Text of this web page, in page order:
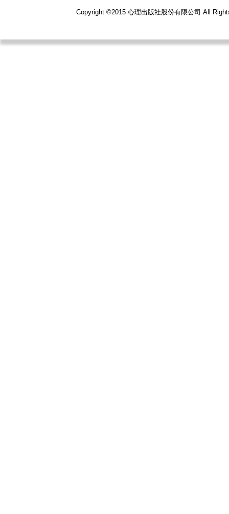
Copyright ©2015 心理出版社股份有限公司 All